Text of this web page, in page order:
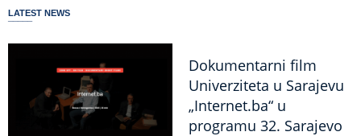
LATEST NEWS
Dokumentarni film
Univerziteta u Sarajevu
„Internet.ba“ u
programu 32. Sarajevo